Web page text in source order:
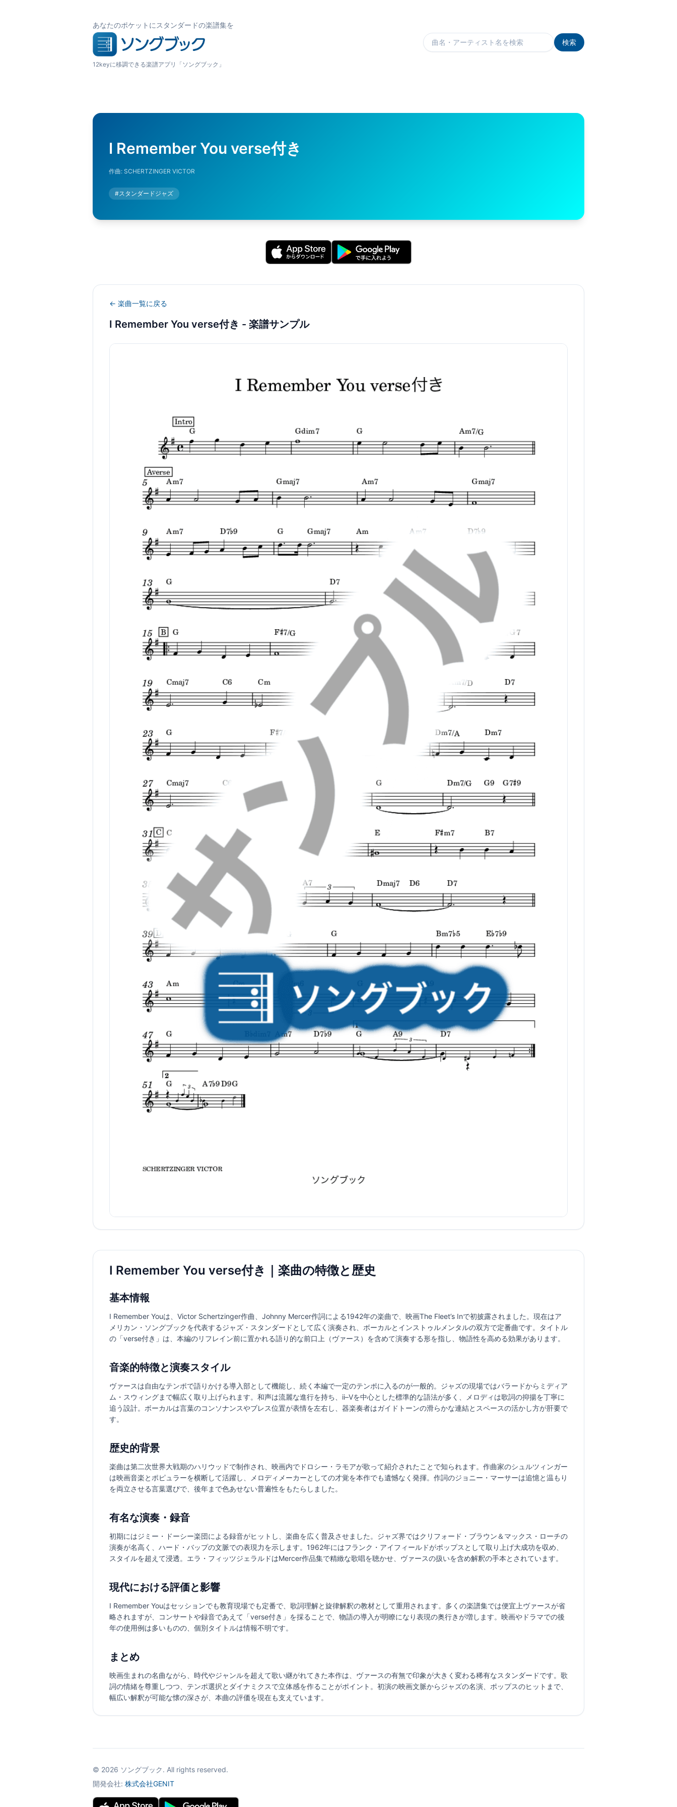
あなたのポケットにスタンダードの楽譜集を
12keyに移調できる楽譜アプリ「ソングブック」
楽曲を検索
検索
I Remember You verse付き
作曲: SCHERTZINGER VICTOR
#スタンダードジャズ
← 楽曲一覧に戻る
I Remember You verse付き - 楽譜サンプル
I Remember You verse付き｜楽曲の特徴と歴史
基本情報
I Remember Youは、Victor Schertzinger作曲、Johnny Mercer作詞による1942年の楽曲で、映画The Fleet’s Inで初披露されました。現在はア
メリカン・ソングブックを代表するジャズ・スタンダードとして広く演奏され、ボーカルとインストゥルメンタルの双方で定番曲です。タイトル
の「verse付き」は、本編のリフレイン前に置かれる語り的な前口上（ヴァース）を含めて演奏する形を指し、物語性を高める効果があります。
音楽的特徴と演奏スタイル
ヴァースは自由なテンポで語りかける導入部として機能し、続く本編で一定のテンポに入るのが一般的。ジャズの現場ではバラードからミディア
ム・スウィングまで幅広く取り上げられます。和声は流麗な進行を持ち、ii–Vを中心とした標準的な語法が多く、メロディは歌詞の抑揚を丁寧に
追う設計。ボーカルは言葉のコンソナンスやブレス位置が表情を左右し、器楽奏者はガイドトーンの滑らかな連結とスペースの活かし方が肝要で
す。
歴史的背景
楽曲は第二次世界大戦期のハリウッドで制作され、映画内でドロシー・ラモアが歌って紹介されたことで知られます。作曲家のシュルツィンガー
は映画音楽とポピュラーを横断して活躍し、メロディメーカーとしての才覚を本作でも遺憾なく発揮。作詞のジョニー・マーサーは追憶と温もり
を両立させる言葉選びで、後年まで色あせない普遍性をもたらしました。
有名な演奏・録音
初期にはジミー・ドーシー楽団による録音がヒットし、楽曲を広く普及させました。ジャズ界ではクリフォード・ブラウン＆マックス・ローチの
演奏が名高く、ハード・バップの文脈での表現力を示します。1962年にはフランク・アイフィールドがポップスとして取り上げ大成功を収め、
スタイルを超えて浸透。エラ・フィッツジェラルドはMercer作品集で精緻な歌唱を聴かせ、ヴァースの扱いを含め解釈の手本とされています。
現代における評価と影響
I Remember Youはセッションでも教育現場でも定番で、歌詞理解と旋律解釈の教材として重用されます。多くの楽譜集では便宜上ヴァースが省
略されますが、コンサートや録音であえて「verse付き」を採ることで、物語の導入が明瞭になり表現の奥行きが増します。映画やドラマでの後
年の使用例は多いものの、個別タイトルは情報不明です。
まとめ
映画生まれの名曲ながら、時代やジャンルを超えて歌い継がれてきた本作は、ヴァースの有無で印象が大きく変わる稀有なスタンダードです。歌
詞の情緒を尊重しつつ、テンポ選択とダイナミクスで立体感を作ることがポイント。初演の映画文脈からジャズの名演、ポップスのヒットまで、
幅広い解釈が可能な懐の深さが、本曲の評価を現在も支えています。
© 2026 ソングブック. All rights reserved.
開発会社: 株式会社GENIT